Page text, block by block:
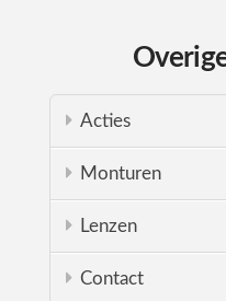
Acties
Monturen
Lenzen
Contact